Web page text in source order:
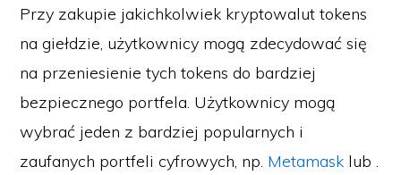
Przy zakupie jakichkolwiek kryptowalut tokens
na giełdzie, użytkownicy mogą zdecydować się
na przeniesienie tych tokens do bardziej
bezpiecznego portfela. Użytkownicy mogą
wybrać jeden z bardziej popularnych i
zaufanych portfeli cyfrowych, np. Metamask lub .